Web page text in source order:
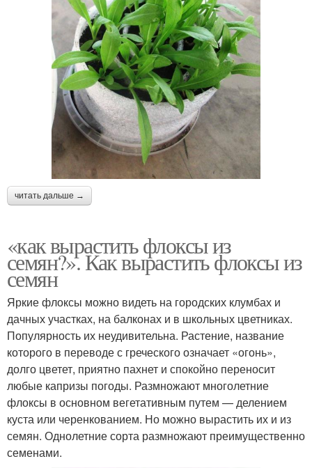
читать дальше →
«как вырастить флоксы из
семян?». Как вырастить флоксы из
семян
Яркие флоксы можно видеть на городских клумбах и
дачных участках, на балконах и в школьных цветниках.
Популярность их неудивительна. Растение, название
которого в переводе с греческого означает «огонь»,
долго цветет, приятно пахнет и спокойно переносит
любые капризы погоды. Размножают многолетние
флоксы в основном вегетативным путем — делением
куста или черенкованием. Но можно вырастить их и из
семян. Однолетние сорта размножают преимущественно
семенами.